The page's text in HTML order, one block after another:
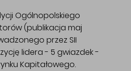
Ogólnopolskiego
(publikacja maj
przez SII
lidera - 5 gwiazdek -
Kapitałowego.